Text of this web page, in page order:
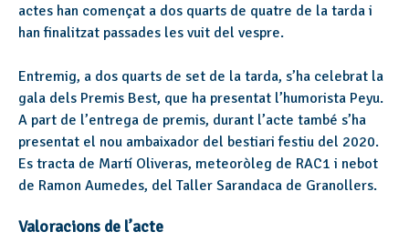
actes han començat a dos quarts de quatre de la tarda i
han finalitzat passades les vuit del vespre.
Entremig, a dos quarts de set de la tarda, s’ha celebrat la
gala dels Premis Best, que ha presentat l’humorista Peyu.
A part de l’entrega de premis, durant l’acte també s’ha
presentat el nou ambaixador del bestiari festiu del 2020.
Es tracta de Martí Oliveras, meteoròleg de RAC1 i nebot
de Ramon Aumedes, del Taller Sarandaca de Granollers.
Valoracions de l’acte